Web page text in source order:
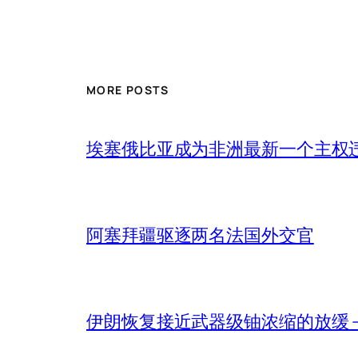
MORE POSTS
埃塞俄比亚成为非洲最新一个主权
阿塞拜疆驱逐两名法国外交官
伊朗恢复接近武器级铀浓缩的放缓